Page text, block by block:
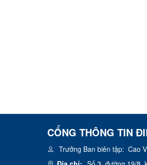
CỔNG THÔNG TIN
Trưởng Ban biên tập: Cao